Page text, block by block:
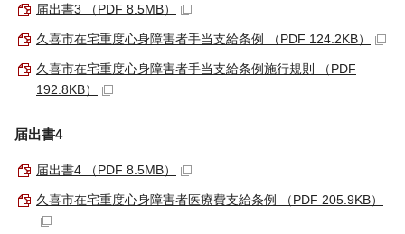
届出書3 （PDF 8.5MB）
久喜市在宅重度心身障害者手当支給条例 （PDF 124.2KB）
久喜市在宅重度心身障害者手当支給条例施行規則 （PDF
192.8KB）
届出書4
届出書4 （PDF 8.5MB）
久喜市在宅重度心身障害者医療費支給条例 （PDF 205.9KB）